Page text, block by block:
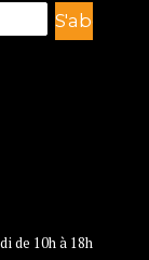
de 10h à 18h